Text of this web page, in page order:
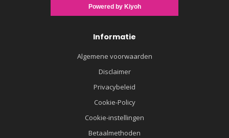
Informatie
Algemene voorwaarden
Disclaimer
Privacybeleid
Cookie-Policy
Cookie-instellingen
Betaalmethoden